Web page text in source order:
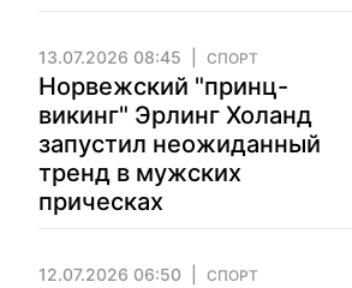
13.07.2026 08:45 СПОРТ
Норвежский "принц-
викинг" Эрлинг Холанд
запустил неожиданный
тренд в мужских
прическах
12.07.2026 06:50 СПОРТ